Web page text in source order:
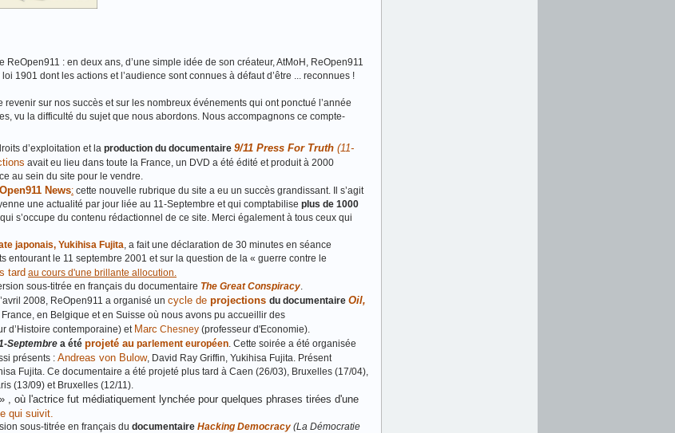
: en deux ans, d’une simple idée de son créateur, AtMoH, ReOpen911
1901 dont les actions et l’audience sont connues à défaut d’être ... reconnues !
sur nos succès et sur les nombreux événements qui ont ponctué l’année
vu la difficulté du sujet que nous abordons. Nous accompagnons ce compte‐
d’exploitation et la production du documentaire 9/11 Press For Truth (11-
avait eu lieu dans toute la France, un DVD a été édité et produit à 2000
au sein du site pour le vendre.
News: cette nouvelle rubrique du site a eu un succès grandissant. Il s’agit
une actualité par jour liée au 11-Septembre et qui comptabilise plus de 1000
s’occupe du contenu rédactionnel de ce site. Merci également à tous ceux qui
japonais, Yukihisa Fujita, a fait une déclaration de 30 minutes en séance
entourant le 11 septembre 2001 et sur la question de la « guerre contre le
tard au cours d'une brillante allocution.
sous‐titrée en français du documentaire The Great Conspiracy.
2008, ReOpen911 a organisé un cycle de projections du documentaire Oil,
en Belgique et en Suisse où nous avons pu accueillir des
d’Histoire contemporaine) et Marc Chesney (professeur d'Economie).
Septembre a été projeté au parlement européen. Cette soirée a été organisée
présents : Andreas von Bulow, David Ray Griffin, Yukihisa Fujita. Présent
Fujita. Ce documentaire a été projeté plus tard à Caen (26/03), Bruxelles (17/04),
(13/09) et Bruxelles (12/11).
» , où l'actrice fut médiatiquement lynchée pour quelques phrases tirées d'une
qui suivit.
sous‐titrée en français du documentaire Hacking Democracy (La Démocratie